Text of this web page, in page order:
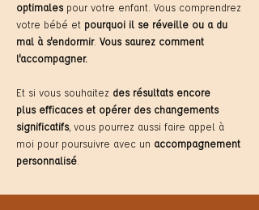
optimalespour votre enfant. Vous comprendrez
votre bébé et pourquoi il se réveille ou a du
mal à s'endormir. Vous saurez comment
l'accompagner.
Et si vous souhaitez des résultats encore
plus efficaceset opérer des changements
significatifs, vous pourrez aussi faire appel à
moi pour poursuivre avec un accompagnement
personnalisé